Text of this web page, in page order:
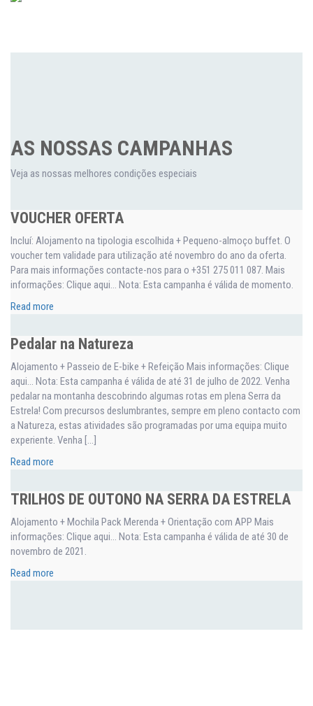
AS NOSSAS CAMPANHAS
Veja as nossas melhores condições especiais
VOUCHER OFERTA
Incluí: Alojamento na tipologia escolhida + Pequeno-almoço buffet. O
voucher tem validade para utilização até novembro do ano da oferta.
Para mais informações contacte-nos para o +351 275 011 087. Mais
informações: Clique aqui… Nota: Esta campanha é válida de momento.
Read more
Pedalar na Natureza
Alojamento + Passeio de E-bike + Refeição Mais informações: Clique
aqui… Nota: Esta campanha é válida de até 31 de julho de 2022. Venha
pedalar na montanha descobrindo algumas rotas em plena Serra da
Estrela! Com precursos deslumbrantes, sempre em pleno contacto com
a Natureza, estas atividades são programadas por uma equipa muito
experiente. Venha […]
Read more
TRILHOS DE OUTONO NA SERRA DA ESTRELA
Alojamento + Mochila Pack Merenda + Orientação com APP Mais
informações: Clique aqui… Nota: Esta campanha é válida de até 30 de
novembro de 2021.
Read more